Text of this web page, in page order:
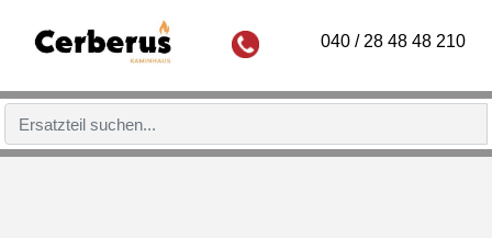
040 / 28 48 48 210